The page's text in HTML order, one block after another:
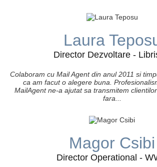
Laura
Director Dezvoltare -
Colaboram cu Mail Agent din anul 2011 si
ca am facut o alegere buna.
MailAgent ne-a ajutat sa transmitem
fara...
Magor Csibi
Director Operational -